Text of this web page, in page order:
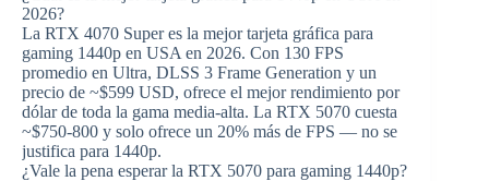
2026?
La RTX 4070 Super es la mejor tarjeta gráfica para
gaming 1440p en USA en 2026. Con 130 FPS
promedio en Ultra, DLSS 3 Frame Generation y un
precio de ~$599 USD, ofrece el mejor rendimiento por
dólar de toda la gama media-alta. La RTX 5070 cuesta
~$750-800 y solo ofrece un 20% más de FPS — no se
justifica para 1440p.
¿Vale la pena esperar la RTX 5070 para gaming 1440p?